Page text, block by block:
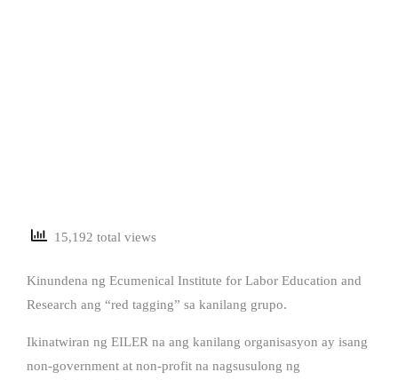
15,192 total views
Kinundena ng Ecumenical Institute for Labor Education and
Research ang “red tagging” sa kanilang grupo.
Ikinatwiran ng EILER na ang kanilang organisasyon ay isang
non-government at non-profit na nagsusulong ng